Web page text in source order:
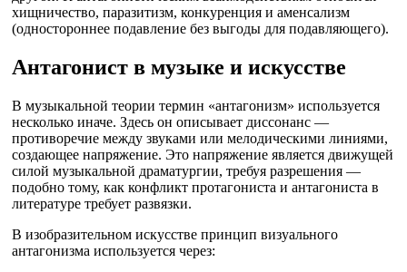
хищничество, паразитизм, конкуренция и аменсализм
(одностороннее подавление без выгоды для подавляющего).
Антагонист в музыке и искусстве
В музыкальной теории термин «антагонизм» используется
несколько иначе. Здесь он описывает диссонанс —
противоречие между звуками или мелодическими линиями,
создающее напряжение. Это напряжение является движущей
силой музыкальной драматургии, требуя разрешения —
подобно тому, как конфликт протагониста и антагониста в
литературе требует развязки.
В изобразительном искусстве принцип визуального
антагонизма используется через: